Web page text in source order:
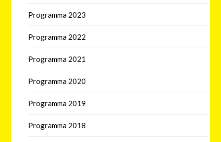
Programma 2023
Programma 2022
Programma 2021
Programma 2020
Programma 2019
Programma 2018